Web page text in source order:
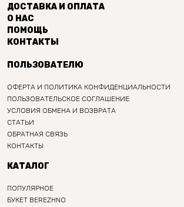
ДОСТАВКА И ОПЛАТА
О НАС
ПОМОЩЬ
КОНТАКТЫ
ПОЛЬЗОВАТЕЛЮ
ОФЕРТА И ПОЛИТИКА КОНФИДЕНЦИАЛЬНОСТИ
ПОЛЬЗОВАТЕЛЬСКОЕ СОГЛАШЕНИЕ
УСЛОВИЯ ОБМЕНА И ВОЗВРАТА
СТАТЬИ
ОБРАТНАЯ СВЯЗЬ
КОНТАКТЫ
КАТАЛОГ
ПОПУЛЯРНОЕ
БУКЕТ BEREZHNO